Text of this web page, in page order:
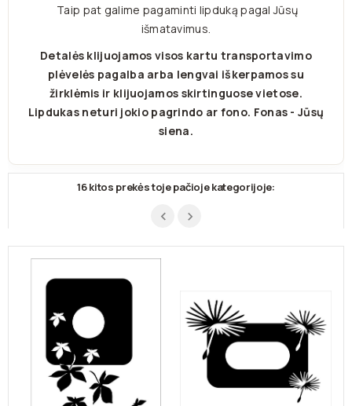
Taip pat galime pagaminti lipduką pagal Jūsų
išmatavimus.
Detalės klijuojamos visos kartu transportavimo
plėvelės pagalba arba lengvai iškerpamos su
žirklėmis ir klijuojamos skirtinguose vietose.
Lipdukas neturi jokio pagrindo ar fono. Fonas - Jūsų
siena.
16 kitos prekės toje pačioje kategorijoje: